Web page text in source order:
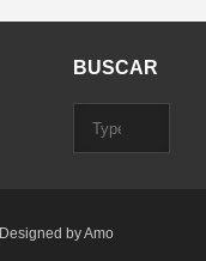
BUSCAR
by Amo